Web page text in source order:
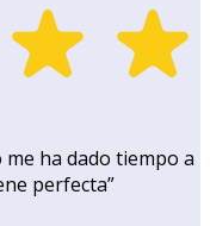
ha dado tiempo a
perfecta”